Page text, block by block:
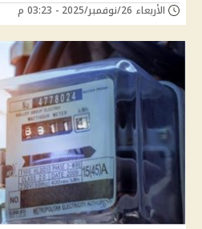
الأربعاء 26/نوفمبر/2025 - 03:23 م